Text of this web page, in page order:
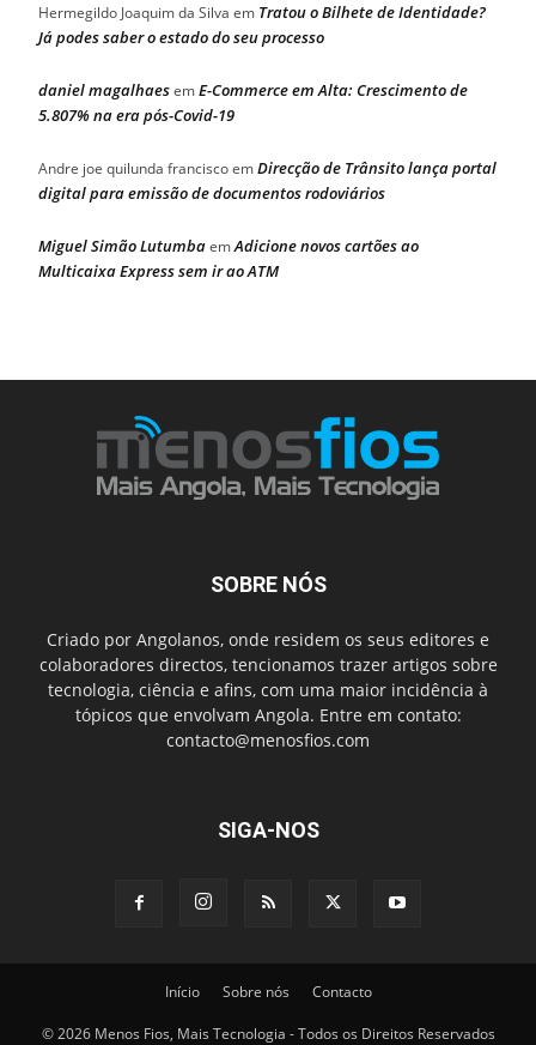
Hermegildo Joaquim da Silva em Tratou o Bilhete de Identidade?
Já podes saber o estado do seu processo
daniel magalhaesemE-Commerce em Alta: Crescimento de
5.807% na era pós-Covid-19
Andre joe quilunda franciscoemDirecção de Trânsito lança portal
digital para emissão de documentos rodoviários
Miguel Simão LutumbaemAdicione novos cartões ao
Multicaixa Express sem ir ao ATM
SOBRE NÓS
Criado por Angolanos, onde residem os seus editores e
colaboradores directos, tencionamos trazer artigos sobre
tecnologia, ciência e afins, com uma maior incidência à
tópicos que envolvam Angola. Entre em contato:
contacto@menosfios.com
SIGA-NOS
Início Sobre nós Contacto
© 2026 Menos Fios, Mais Tecnologia - Todos os Direitos Reservados